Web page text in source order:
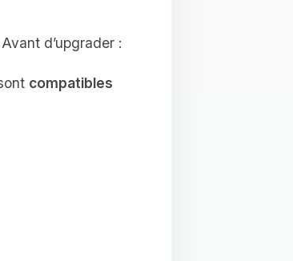
d’upgrader :
compatibles